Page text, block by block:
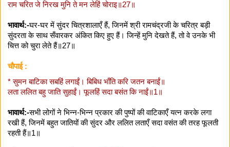
राम चरित जे निरख मुनि ते मन लेहिं चोराइ॥27॥
भावार्थ:-घर-घर में सुंदर चित्रशालाएँ हैं, जिनमें श्री रामचंद्रजी के चरित्र बड़ी
सुंदरता के साथ सँवारकर अंकित किए हुए हैं। जिन्हें मुनि देखते हैं, तो वे उनके भी
चित्त को चुरा लेते हैं॥27॥
चौपाई :
* सुमन बाटिका सबहिं लगाईं। बिबिध भाँति करि जतन बनाईं॥
लता ललित बहु जाति सुहाईं। फूलहिं सदा बसंत कि नाईं॥1॥
भावार्थ:-सभी लोगों ने भिन्न-भिन्न प्रकार की पुष्पों की वाटिकाएँ यत्न करके लगा
रखी हैं, जिनमें बहुत जातियों की सुंदर और ललित लताएँ सदा वसंत की तरह फूलती
रहती हैं॥1॥